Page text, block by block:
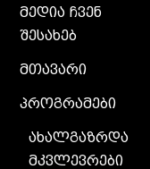
მედია ჩვენ
შესახებ
მთავარი
პროგრამები
ახალგაზრდა
მკვლევრები